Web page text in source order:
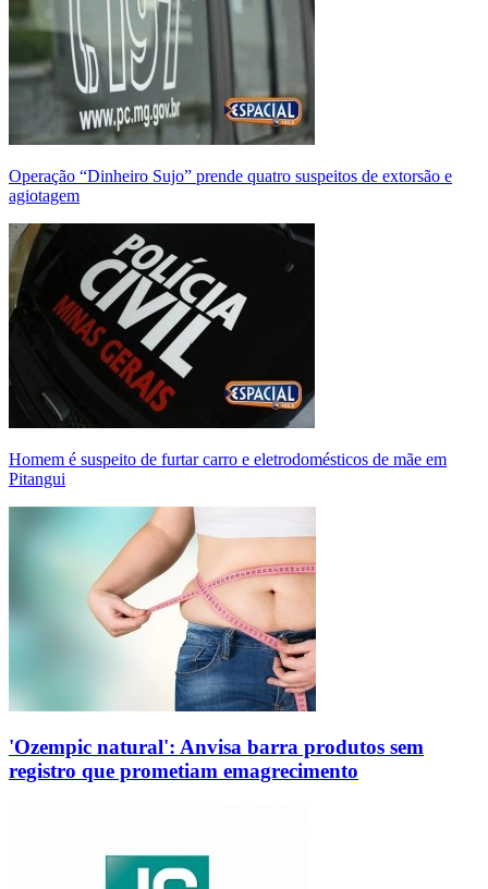
Operação “Dinheiro Sujo” prende quatro suspeitos de extorsão e
agiotagem
Homem é suspeito de furtar carro e eletrodomésticos de mãe em
Pitangui
'Ozempic natural': Anvisa barra produtos sem
registro que prometiam emagrecimento